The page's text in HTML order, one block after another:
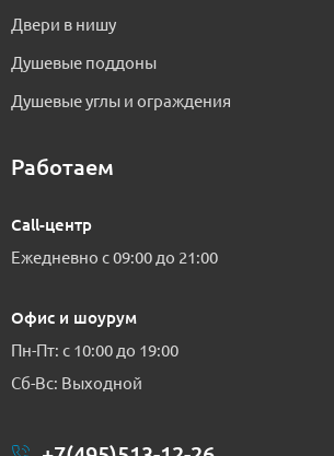
Двери в нишу
Душевые поддоны
Душевые углы и ограждения
Работаем
Call-центр
Ежедневно с 09:00 до 21:00
Офис и шоурум
Пн-Пт: с 10:00 до 19:00
Сб-Вс: Выходной